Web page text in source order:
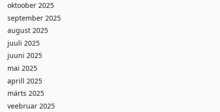
oktoober 2025
september 2025
august 2025
juuli 2025
juuni 2025
mai 2025
aprill 2025
märts 2025
veebruar 2025